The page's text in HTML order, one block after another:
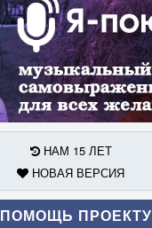
НАМ 15 ЛЕТ
НОВАЯ ВЕРСИЯ
ПОМОЩЬ ПРОЕКТУ